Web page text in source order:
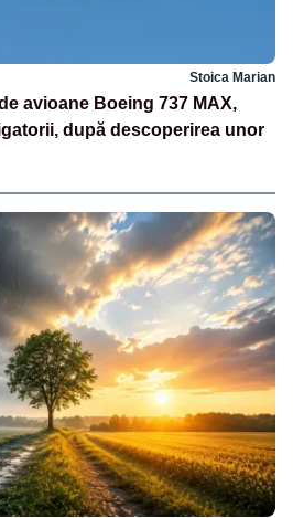
Stoica Marian
avioane Boeing 737 MAX,
după descoperirea unor